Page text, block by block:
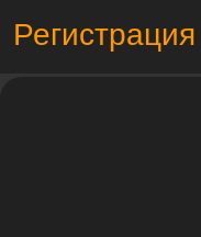
Регистрация